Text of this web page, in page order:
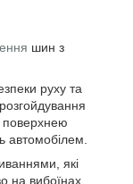
шин з
руху та
поверхнею
автомобілем.
які
на вибоїнах.